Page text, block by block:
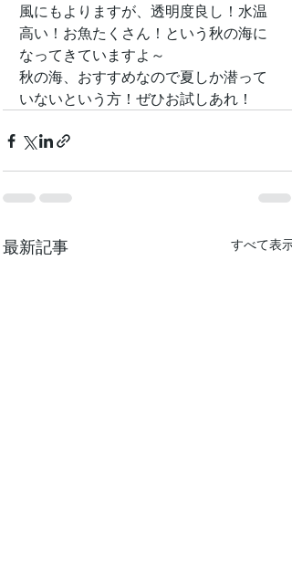
風にもよりますが、透明度良し！水温
高い！お魚たくさん！という秋の海に
なってきていますよ～
秋の海、おすすめなので夏しか潜って
いないという方！ぜひお試しあれ！
最新記事 すべて表示